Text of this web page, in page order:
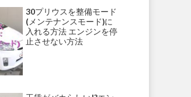
30プリウスを整備モード
(メンテナンスモード)に
入れる方法 エンジンを停
止させない方法